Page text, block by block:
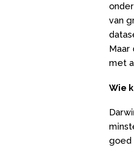
van
met
Wie
goed